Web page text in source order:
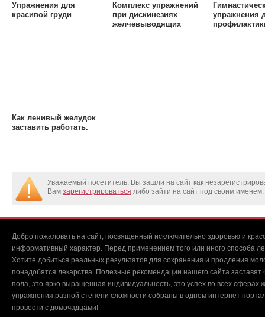
Упражнения для
красивой груди
Комплекс упражнений
при дискинезиях
желчевыводящих
упражнения
Как ленивый желудок
заставить работать.
Уважаемый посетитель, Вы зашли на сайт как
Вам зарегистрироваться либо зайти на сайт под своим именем.
Добро пожаловать на сайт, посвященный исключительно здоровью и
информативный характер. Перед применением того или иного способа
Хотите добиться реальных результатов для сохранения и продления
понадобятся лекарства. Полезные рекомендации нашего сайта
пола, это ярко выращенная индивидуальность, это успех во всех
упражнения разной степени сложности собраны в одном интернет
провести с домочадцами!